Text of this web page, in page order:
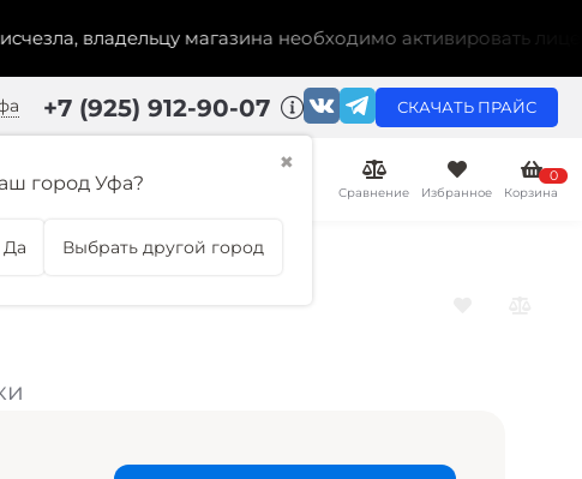
владельцу магазина необходимо активировать
✖
город Уфа?
Да Выбрать другой город
+7 (925) 912-90-07 СКАЧАТЬ ПРАЙС
Сравнение Избранное
0
Корзина